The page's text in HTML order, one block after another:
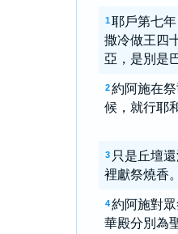
1 耶戶第七
撒冷做王四
亞，是別是
2 約阿施在
候，就行耶
3 只是丘壇
裡獻祭燒香。
4 約阿施對
華殿分別為